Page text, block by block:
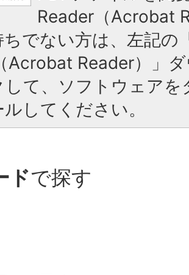
Reader（Acrobat
でない方は、左記の
Acrobat Reader）」
して、ソフトウェア
してください。
ドで探す